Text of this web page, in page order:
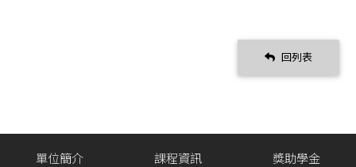
回列表
單位簡介 課程資訊 獎助學金